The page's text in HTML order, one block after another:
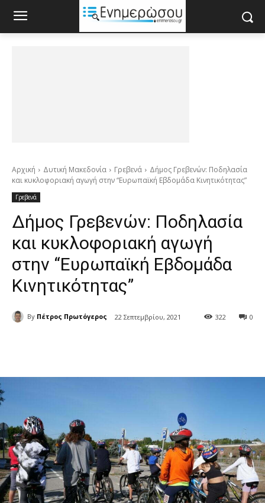
Αρχική Δυτική Μακεδονία Γρεβενά
Δήμος Γρεβενών: Ποδηλασία
και κυκλοφοριακή αγωγή στην “Ευρωπαϊκή Εβδομάδα Κινητικότητας”
Γρεβενά
Δήμος Γρεβενών: Ποδηλασία
και κυκλοφοριακή αγωγή
στην “Ευρωπαϊκή Εβδομάδα
Κινητικότητας”
By Πέτρος Πρωτόγερος 22 Σεπτεμβρίου, 2021 0
322